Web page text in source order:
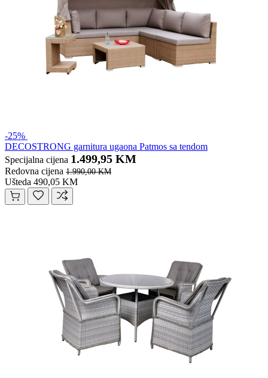
-25%
DECOSTRONG garnitura ugaona Patmos sa tendom
Specijalna cijena 1.499,95 KM
Redovna cijena 1.990,00 KM
Ušteda 490,05 KM